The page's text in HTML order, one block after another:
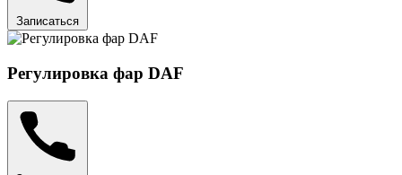
Записаться
Регулировка фар DAF